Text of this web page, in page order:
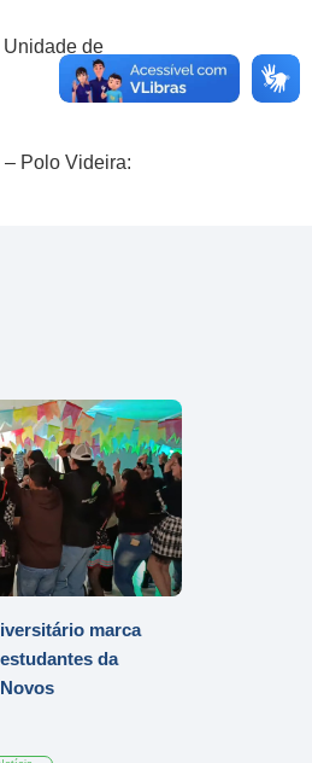
Unidade de
Polo Videira:
marca
da